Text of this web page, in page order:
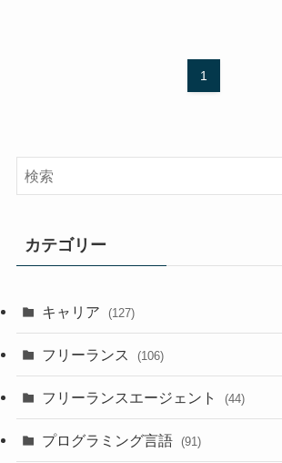
1
カテゴリー
キャリア (127)
フリーランス (106)
フリーランスエージェント (44)
プログラミング言語 (91)